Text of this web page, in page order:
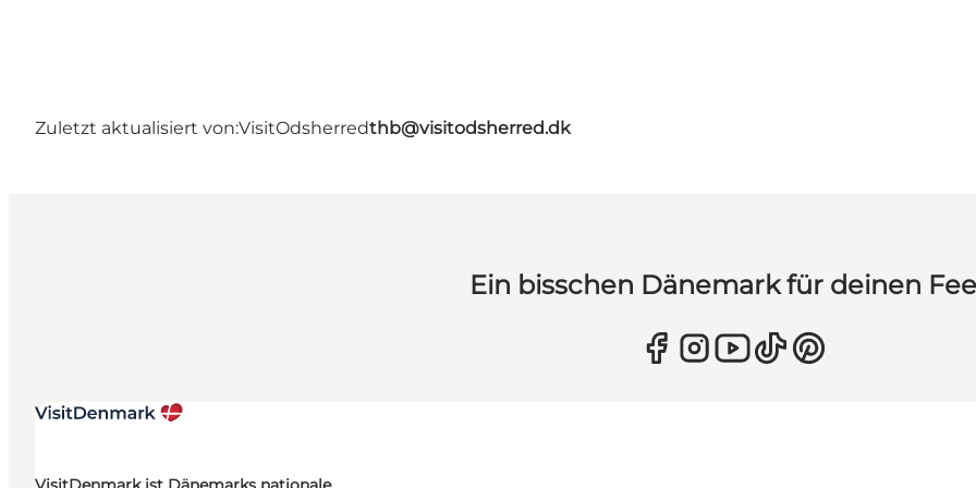
Zuletzt aktualisiert von:VisitOdsherredthb@visitodsherred.dk
Ein bisschen Dänemark für deinen